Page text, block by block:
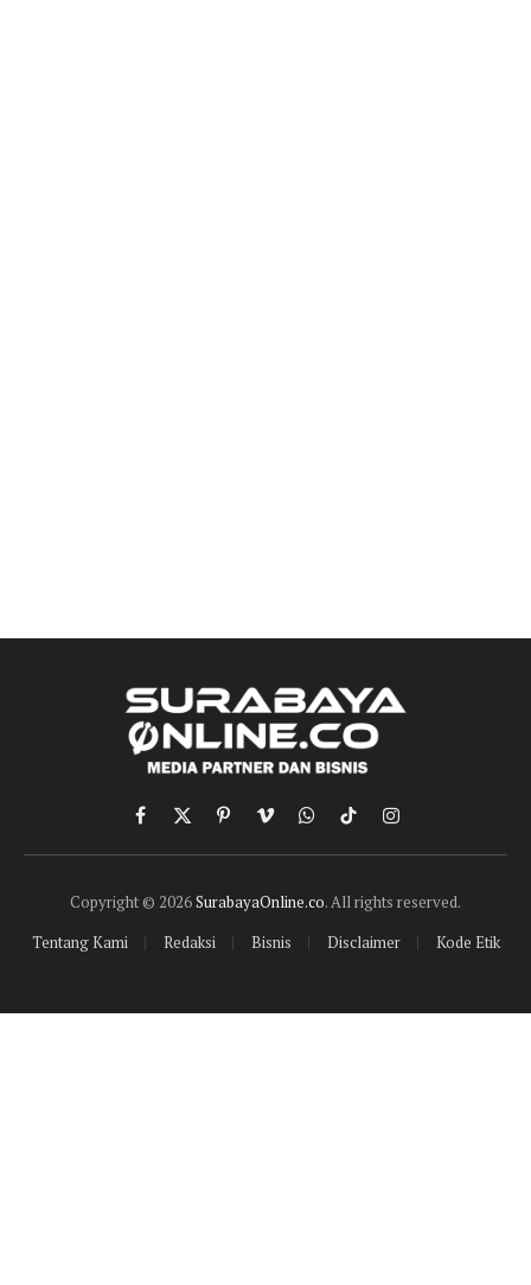
Facebook
X
(Twitter)
PinterestVimeoWhatsApp
TikTokInstagram
Copyright © 2026SurabayaOnline.co. All rights reserved.
Tentang Kami
Redaksi Bisnis Disclaimer Kode Etik